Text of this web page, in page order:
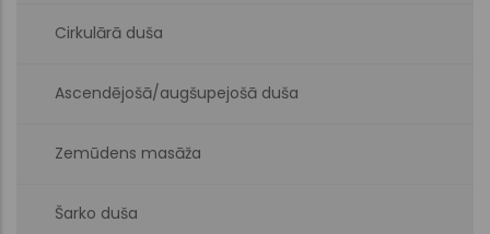
Cirkulārā duša
Ascendējošā/augšupejošā duša
Zemūdens masāža
Šarko duša